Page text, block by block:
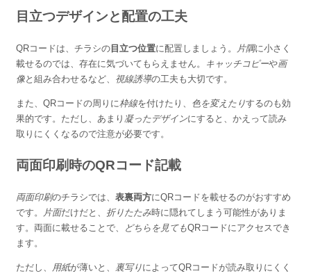
目立つデザインと配置の工夫
QRコードは、チラシの目立つ位置に配置しましょう。 片隅に小さく
載せるのでは、存在に気づいてもらえません。
キャッチコピーや画
像と組み合わせるなど、 視線誘導の工夫も大切です。
また、QRコードの周りに枠線を付けたり、 色を変えたりするのも効
果的です。ただし、あまり 凝ったデザインにすると、かえって読み
取りにくくなるので注意が必要です。
両面印刷時のQRコード記載
両面印刷のチラシでは、 表裏両方にQRコードを載せるのがおすすめ
です。
片面だけだと、 折りたたみ時に隠れてしまう可能性がありま
す。両面に載せることで、
どちらを見てもQRコードにアクセスでき
ます。
ただし、 用紙が薄いと、 裏写りによってQRコードが読み取りにくく